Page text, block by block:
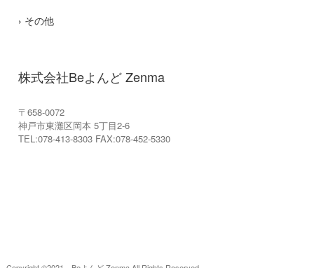
その他
株式会社Beよんど Zenma
〒658-0072
神戸市東灘区岡本 5丁目2-6
TEL:078-413-8303 FAX:078-452-5330